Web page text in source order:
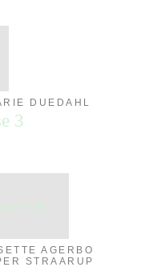
DUEDAHL
3
AGERBO
STRAARUP